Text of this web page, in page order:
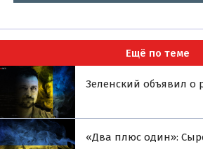
Ещё по теме
Зеленский объявил
«Два плюс один»: